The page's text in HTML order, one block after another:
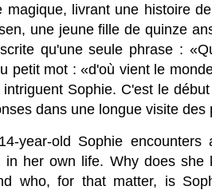
magique, livrant une histoire
une jeune fille de quinze
qu'une seule phrase :
petit mot : «d'où vient le
intriguent Sophie. C'est le
dans une longue visite
year-old Sophie
in her own life. Why does she
who, for that matter, is